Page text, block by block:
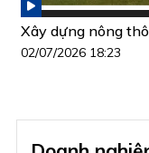
Xây dựng nông
02/07/2026 18:23